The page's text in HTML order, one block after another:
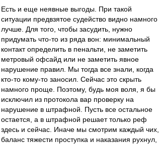
Есть и еще неявные выгоды. При такой
ситуации предвзятое судейство видно намного
лучше. Для того, чтобы засудить, нужно
придумать что-то из ряда вон: минимальный
контакт определить в пенальти, не заметить
метровый офсайд или не заметить явное
нарушение правил. Мы тогда все знали, когда
кто-то кому-то заносил. Сейчас это скрыть
намного проще. Поэтому, будь моя воля, я бы
исключил из протокола вар проверку на
нарушение в штрафной. Пусть все остальное
остается, а в штрафной решает только реф
здесь и сейчас. Иначе мы смотрим каждый чих,
баланс тяжести проступка и наказания рухнул,